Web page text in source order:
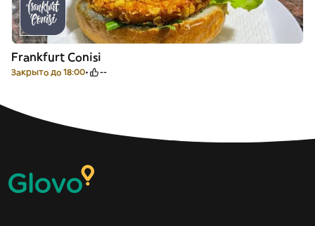
Frankfurt Conisi
Закрыто до 18:00 --